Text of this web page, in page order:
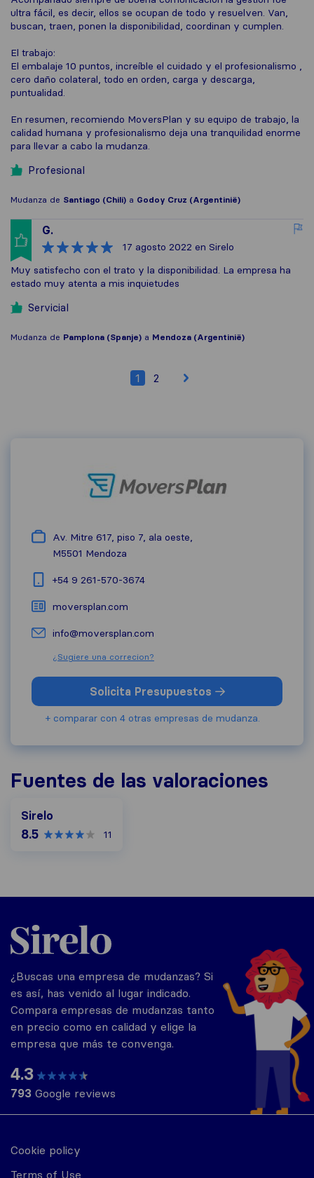
ultra fácil, es decir, ellos se ocupan de todo y resuelven. Van,
buscan, traen, ponen la disponibilidad, coordinan y cumplen.
El trabajo:
El embalaje 10 puntos, increíble el cuidado y el profesionalismo ,
cero daño colateral, todo en orden, carga y descarga,
puntualidad.
En resumen, recomiendo MoversPlan y su equipo de trabajo, la
calidad humana y profesionalismo deja una tranquilidad enorme
para llevar a cabo la mudanza.
Profesional
Mudanza de Santiago (Chili) a Godoy Cruz (Argentinië)
G.
17 agosto 2022 en Sirelo
Muy satisfecho con el trato y la disponibilidad. La empresa ha
estado muy atenta a mis inquietudes
Servicial
Mudanza de Pamplona (Spanje) a Mendoza (Argentinië)
1 2
Av. Mitre 617, piso 7, ala oeste,
M5501 Mendoza
+54 9 261-570-3674
moversplan.com
info@moversplan.com
¿Sugiere una correcion?
Solicita Presupuestos
+ comparar con 4 otras empresas de mudanza.
Fuentes de las valoraciones
Sirelo
8.5 11
Cookie policy
Terms of Use
Argentina
¿Buscas una empresa de mudanzas? Si
es así, has venido al lugar indicado.
Compara empresas de mudanzas tanto
en precio como en calidad y elige la
empresa que más te convenga.
4.3
793 Google reviews